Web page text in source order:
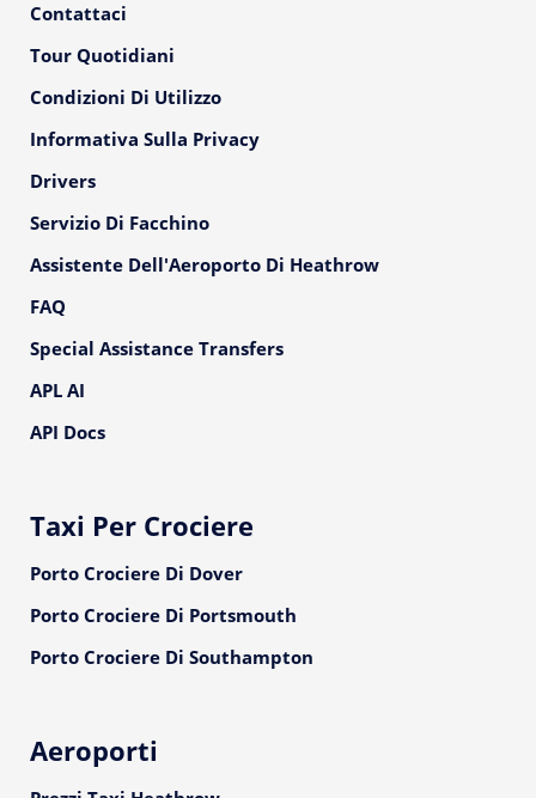
Contattaci
Tour Quotidiani
Condizioni Di Utilizzo
Informativa Sulla Privacy
Drivers
Servizio Di Facchino
Assistente Dell'Aeroporto Di Heathrow
FAQ
Special Assistance Transfers
APL AI
API Docs
Taxi Per Crociere
Porto Crociere Di Dover
Porto Crociere Di Portsmouth
Porto Crociere Di Southampton
Aeroporti